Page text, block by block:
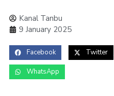
Kanal Tanbu
9 January 2025
Facebook Twitter
WhatsApp